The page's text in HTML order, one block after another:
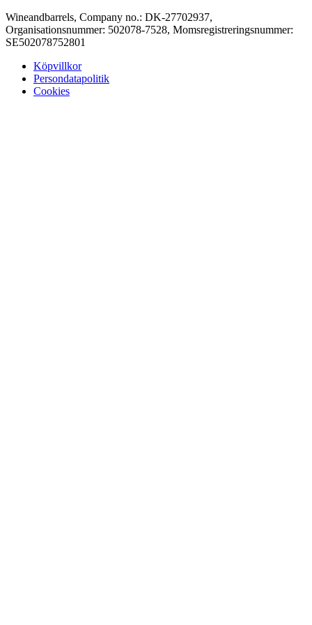
Wineandbarrels, Company no.: DK-27702937,
Organisationsnummer: 502078-7528, Momsregistreringsnummer:
SE502078752801
Köpvillkor
Persondatapolitik
Cookies